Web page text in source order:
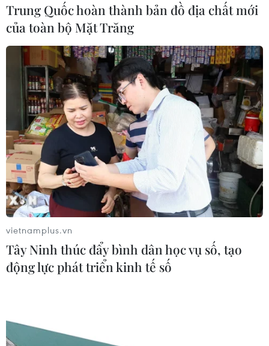
Trung Quốc hoàn thành bản đồ địa chất mới
của toàn bộ Mặt Trăng
vietnamplus.vn
Tây Ninh thúc đẩy bình dân học vụ số, tạo
động lực phát triển kinh tế số